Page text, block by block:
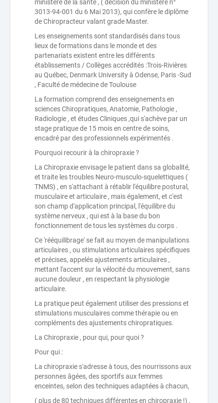
ministère de la santé , ( décision du ministère n°
3013-94-001 du 6 Mai 2013), qui confère le diplôme
de Chiropracteur valant grade Master.
Les enseignements sont standardisés dans tous
lieux de formations dans le monde et des
partenariats existent entre les différents
établissements / Collèges accrédités :Trois-Rivières
au Québec, Denmark University à Odense, Paris -Sud
, Faculté de médecine de Toulouse
La formation comprend des enseignements en
sciences Chiropratiques, Anatomie, Pathologie ,
Radiologie , et études Cliniques ,qui s'achève par un
stage pratique de 15 mois en centre de soins,
encadré par des professionnels expérimentés .
Pourquoi recourir à la chiropraxie ?
La Chiropraxie envisage le patient dans sa globalité,
et traite les troubles Neuro-musculo-squelettiques (
TNMS) , en s'attachant à rétablir l'équilibre postural,
musculaire et articulaire , mais également, et c'est
son champ d'application principal, l'équilibre du
système nerveux , qui est à la base du bon
fonctionnement de tous les systèmes du corps .
Ce 'rééquilibrage' se fait au moyen de manipulations
articulaires , ou stimulations articulaires spécifiques
et précises, appelés ajustements articulaires ,
mettant l'accent sur la vélocité du mouvement, sans
aucune douleur , en respectant la physiologie
articulaire.
La pratique peut également utiliser des pressions et
stimulations musculaires comme thérapie ou en
compléments des ajustements chiropratiques.
La Chiropraxie , pour qui, pour quoi ?
Pour qui :
La chiropraxie s'adresse à tous, des nourrissons aux
personnes âgées, des sportifs aux femmes
enceintes, selon des techniques adaptées à chacun,
( plus de 80 techniques différentes en chiropraxie !) ,